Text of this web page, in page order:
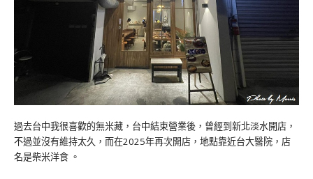
過去台中我很喜歡的無米藏，台中結束營業後，曾經到新北淡水開店，
不過並沒有維持太久，而在2025年再次開店，地點靠近台大醫院，店
名是柴米洋食 。